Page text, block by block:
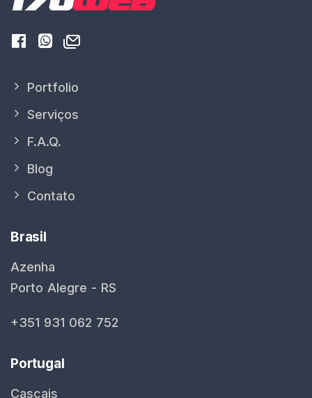
Portfolio
Serviços
F.A.Q.
Blog
Contato
Brasil
Azenha
Porto Alegre - RS
+351 931 062 752
Portugal
Cascais